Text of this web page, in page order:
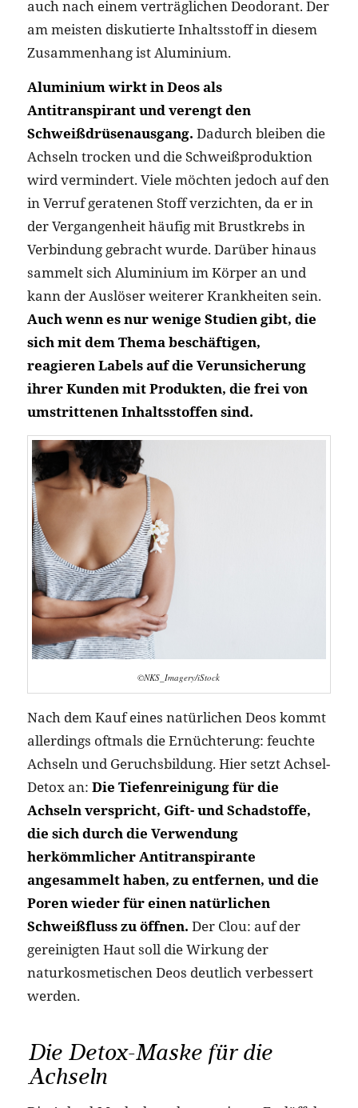
auch nach einem verträglichen Deodorant. Der
am meisten diskutierte Inhaltsstoff in diesem
Zusammenhang ist Aluminium.
Aluminium wirkt in Deos als
Antitranspirant und verengt den
Schweißdrüsenausgang. Dadurch bleiben die
Achseln trocken und die Schweißproduktion
wird vermindert. Viele möchten jedoch auf den
in Verruf geratenen Stoff verzichten, da er in
der Vergangenheit häufig mit Brustkrebs in
Verbindung gebracht wurde. Darüber hinaus
sammelt sich Aluminium im Körper an und
kann der Auslöser weiterer Krankheiten sein.
Auch wenn es nur wenige Studien gibt, die
sich mit dem Thema beschäftigen,
reagieren Labels auf die Verunsicherung
ihrer Kunden mit Produkten, die frei von
umstrittenen Inhaltsstoffen sind.
©NKS_Imagery/iStock
Nach dem Kauf eines natürlichen Deos kommt
allerdings oftmals die Ernüchterung: feuchte
Achseln und Geruchsbildung. Hier setzt Achsel-
Detox an: Die Tiefenreinigung für die
Achseln verspricht, Gift- und Schadstoffe,
die sich durch die Verwendung
herkömmlicher Antitranspirante
angesammelt haben, zu entfernen, und die
Poren wieder für einen natürlichen
Schweißfluss zu öffnen. Der Clou: auf der
gereinigten Haut soll die Wirkung der
naturkosmetischen Deos deutlich verbessert
werden.
Die Detox-Maske für die
Achseln